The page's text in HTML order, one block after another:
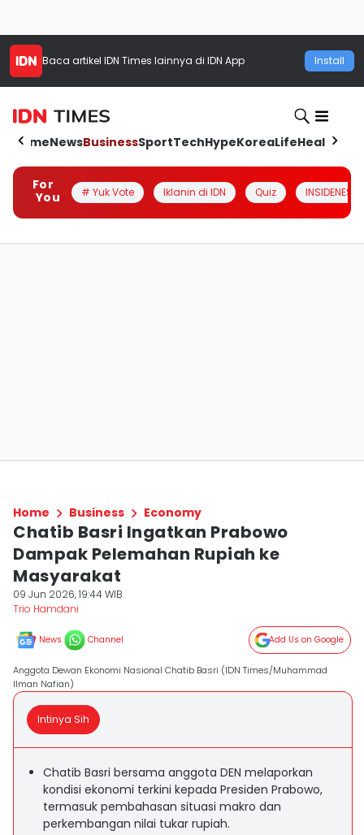
Baca artikel IDN Times lainnya di IDN App Install
HomeNewsBusinessSportTechHypeKoreaLifeHealth
For
You
# Yuk Vote Iklanin di IDN Quiz INSIDENESIA
Home Business Economy
Chatib Basri Ingatkan Prabowo
Dampak Pelemahan Rupiah ke
Masyarakat
09 Jun 2026, 19:44 WIB
Trio Hamdani
News Channel Add Us on Google
Anggota Dewan Ekonomi Nasional Chatib Basri (IDN Times/Muhammad
Ilman Nafian)
Intinya Sih
Chatib Basri bersama anggota DEN melaporkan
kondisi ekonomi terkini kepada Presiden Prabowo,
termasuk pembahasan situasi makro dan
perkembangan nilai tukar rupiah.